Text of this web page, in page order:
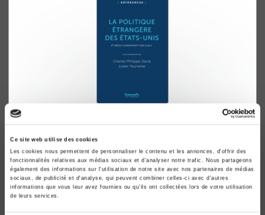
Ce site web utilise des cookies
Les cookies nous permettent de personnaliser le contenu et les annonces, d'offrir des
fonctionnalités relatives aux médias sociaux et d'analyser notre trafic. Nous partageons
également des informations sur l'utilisation de notre site avec nos partenaires de médias
sociaux, de publicité et d'analyse, qui peuvent combiner celles-ci avec d'autres
informations que vous leur avez fournies ou qu'ils ont collectées lors de votre utilisation
de leurs services.
La politique étrangère des Etats-Unis
Fondements, acteurs, formulation
Charles-Philippe David, Julien Tourreille